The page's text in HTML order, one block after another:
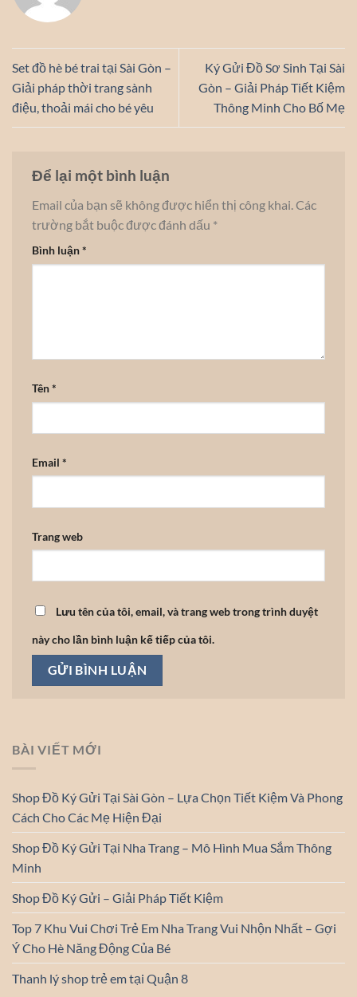
BÀI VIẾT MỚI
Shop Đồ Ký Gửi Tại Sài Gòn – Lựa Chọn Tiết Kiệm Và Phong
Cách Cho Các Mẹ Hiện Đại
Shop Đồ Ký Gửi Tại Nha Trang – Mô Hình Mua Sắm Thông
Minh
Shop Đồ Ký Gửi – Giải Pháp Tiết Kiệm
Top 7 Khu Vui Chơi Trẻ Em Nha Trang Vui Nhộn Nhất – Gợi
Ý Cho Hè Năng Động Của Bé
Thanh lý shop trẻ em tại Quận 8
Set đồ hè bé trai tại Sài Gòn –
Giải pháp thời trang sành
điệu, thoải mái cho bé yêu
Ký Gửi Đồ Sơ Sinh Tại Sài
Gòn – Giải Pháp Tiết Kiệm
Thông Minh Cho Bố Mẹ
Để lại một bình luận
Email của bạn sẽ không được hiển thị công khai.Các
trường bắt buộc được đánh dấu *
Bình luận*
Tên*
Email *
Trang web
Lưu tên của tôi, email, và trang web trong trình duyệt
này cho lần bình luận kế tiếp của tôi.